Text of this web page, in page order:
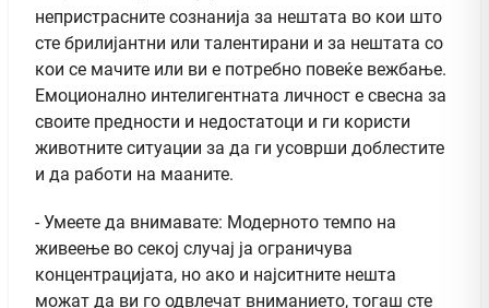
непристрасните сознанија за нештата во кои што
сте брилијантни или талентирани и за нештата со
кои се мачите или ви е потребно повеќе вежбање.
Емоционално интелигентната личност е свесна за
своите предности и недостатоци и ги користи
животните ситуации за да ги усоврши доблестите
и да работи на мааните.
- Умеете да внимавате: Модерното темпо на
живеење во секој случај ја ограничува
концентрацијата, но ако и најситните нешта
можат да ви го одвлечат вниманието, тогаш сте